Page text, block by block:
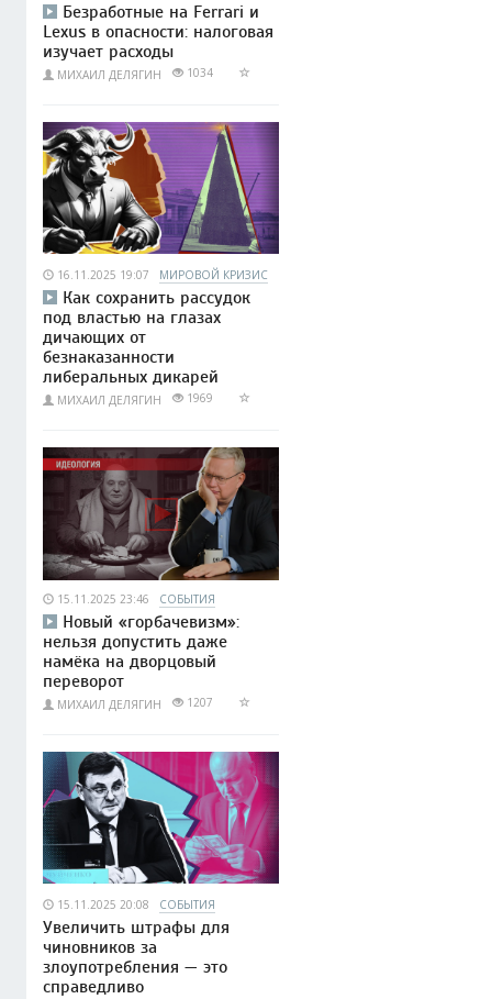
Безработные на Ferrari и
Lexus в опасности: налоговая
изучает расходы
МИХАИЛ ДЕЛЯГИН 1034
16.11.2025 19:07 МИРОВОЙ КРИЗИС
Как сохранить рассудок
под властью на глазах
дичающих от
безнаказанности
либеральных дикарей
МИХАИЛ ДЕЛЯГИН 1969
15.11.2025 23:46 СОБЫТИЯ
Новый «горбачевизм»:
нельзя допустить даже
намёка на дворцовый
переворот
МИХАИЛ ДЕЛЯГИН 1207
15.11.2025 20:08 СОБЫТИЯ
Увеличить штрафы для
чиновников за
злоупотребления — это
справедливо